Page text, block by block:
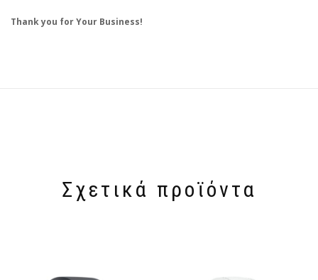
Thank you for Your Business!
Σχετικά προϊόντα